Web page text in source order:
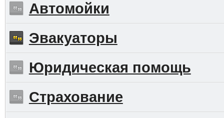
Автомойки
Эвакуаторы
Юридическая помощь
Страхование